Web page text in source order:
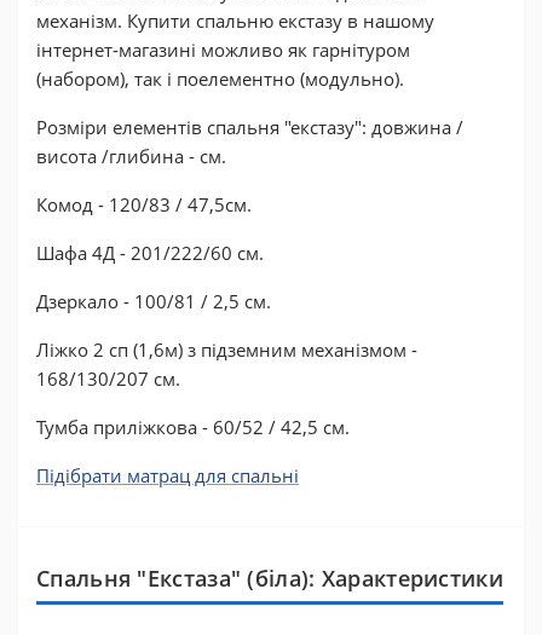
механізм. Купити спальню екстазу в нашому
інтернет-магазині можливо як гарнітуром
(набором), так і поелементно (модульно).
Розміри елементів спальня "екстазу": довжина /
висота /глибина - см.
Комод - 120/83 / 47,5см.
Шафа 4Д - 201/222/60 см.
Дзеркало - 100/81 / 2,5 см.
Ліжко 2 сп (1,6м) з підземним механізмом -
168/130/207 см.
Тумба приліжкова - 60/52 / 42,5 см.
Підібрати матрац для спальні
Спальня "Екстаза" (біла): Характеристики